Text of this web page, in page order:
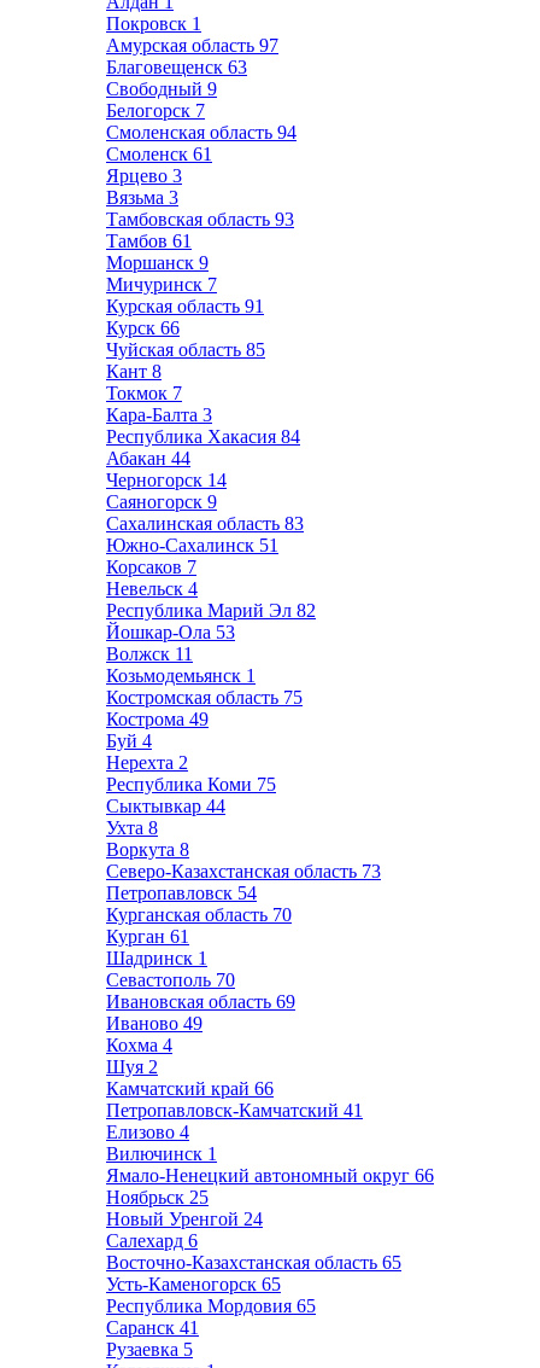
Покровск 1
Амурская область 97
Благовещенск 63
Свободный 9
Белогорск 7
Смоленская область 94
Смоленск 61
Ярцево 3
Вязьма 3
Тамбовская область 93
Тамбов 61
Моршанск 9
Мичуринск 7
Курская область 91
Курск 66
Чуйская область 85
Кант 8
Токмок 7
Кара-Балта 3
Республика Хакасия 84
Абакан 44
Черногорск 14
Саяногорск 9
Сахалинская область 83
Южно-Сахалинск 51
Корсаков 7
Невельск 4
Республика Марий Эл 82
Йошкар-Ола 53
Волжск 11
Козьмодемьянск 1
Костромская область 75
Кострома 49
Буй 4
Нерехта 2
Республика Коми 75
Сыктывкар 44
Ухта 8
Воркута 8
Северо-Казахстанская область 73
Петропавловск 54
Курганская область 70
Курган 61
Шадринск 1
Севастополь 70
Ивановская область 69
Иваново 49
Кохма 4
Шуя 2
Камчатский край 66
Петропавловск-Камчатский 41
Елизово 4
Вилючинск 1
Ямало-Ненецкий автономный округ 66
Ноябрьск 25
Новый Уренгой 24
Салехард 6
Восточно-Казахстанская область 65
Усть-Каменогорск 65
Республика Мордовия 65
Саранск 41
Рузаевка 5